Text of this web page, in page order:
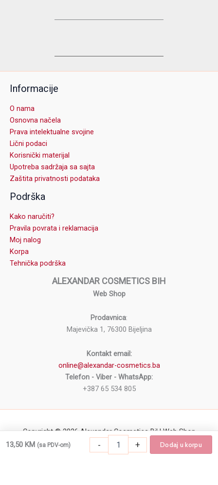
Informacije
O nama
Osnovna načela
Prava intelektualne svojine
Lični podaci
Korisnički materijal
Upotreba sadržaja sa sajta
Zaštita privatnosti podataka
Podrška
Kako naručiti?
Pravila povrata i reklamacija
Moj nalog
Korpa
Tehnička podrška
ALEXANDAR COSMETICS BIH
Web Shop
Prodavnica:
Majevička 1, 76300 Bijeljina
Kontakt email:
online@alexandar-cosmetics.ba
Telefon - Viber - WhatsApp:
+387 65 534 805
Copyright © 2026 Alexandar Cosmetics BiH Web Shop
13,50 KM (sa PDV-om) -
Držač žileta za pedikir SPA NATURAL
+ Dodaj u korpu
-
Držač
+ Dodaj u korpu